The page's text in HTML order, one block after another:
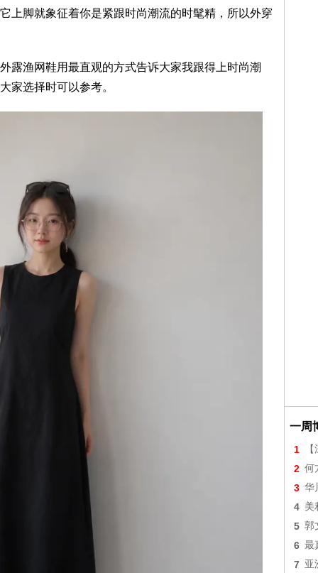
上脚就象征着你是紧跟时尚潮流的时髦精，所以外穿
露渔网鞋用最直观的方式告诉大家我跟得上时尚潮
家选择时可以参考。
一周
1
2 何
3 华
4 美
5 郭
6 最
7 亚